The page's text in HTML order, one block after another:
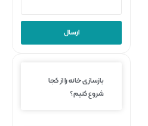
ارسال
بازسازی خانه را از کجا
شروع کنیم؟